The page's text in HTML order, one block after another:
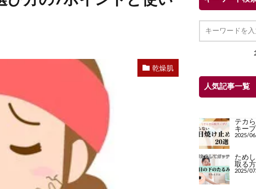
乾燥肌
人気記事一覧
テカ
キー
2025/
ため
取る
2025/